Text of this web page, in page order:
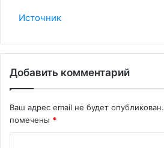
Источник
Добавить комментарий
Ваш адрес email не будет опубликован.
помечены *